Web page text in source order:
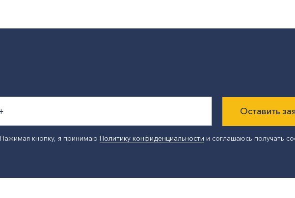
Оставить
Нажимая кнопку, я принимаюПолитику конфиденциальности и соглашаюсь получать